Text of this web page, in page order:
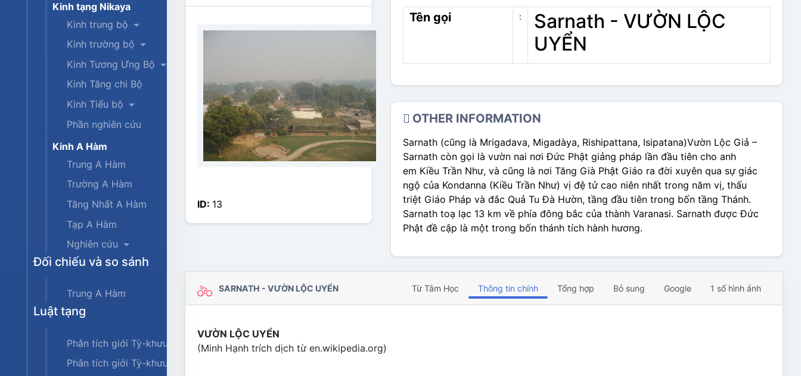
Kinh tạng Nikaya
Kinh trung bộ
Kinh trường bộ
Kinh Tương Ưng Bộ
Kinh Tăng chi Bộ
Kinh Tiểu bộ
Phần nghiên cứu
Kinh A Hàm
Trung A Hàm
Trường A Hàm
Tăng Nhất A Hàm
Tạp A Hàm
Nghiên cứu
Đối chiếu và so sánh
Trung A Hàm
Luật tạng
Phân tích giới Tỳ-khưu
Phân tích giới Tỳ-khưu-ni
ID: 13
Tên gọi
:
Sarnath - VƯỜN LỘC
UYỂN
OTHER INFORMATION
Sarnath (cũng là Mrigadava, Migadàya, Rishipattana, Isipatana)Vườn Lộc Giả –
Sarnath còn gọi là vườn nai nơi Đức Phật giảng pháp lần đầu tiên cho anh
em Kiều Trần Như, và cũng là nơi Tăng Già Phật Giáo ra đời xuyên qua sự giác
ngộ của Kondanna (Kiều Trần Như) vị đệ tử cao niên nhất trong năm vị, thấu
triệt Giáo Pháp và đắc Quả Tu Đà Hườn, tầng đầu tiên trong bốn tầng Thánh.
Sarnath toạ lạc 13 km về phía đông bắc của thành Varanasi. Sarnath được Đức
Phật đề cập là một trong bốn thánh tích hành hương.
SARNATH - VƯỜN LỘC UYỂN Từ Tâm Học Thông tin chính Tổng hợp Bỏ sung Google 1 số hình ảnh
VƯỜN LỘC UYỂN
(Minh Hạnh trích dịch từ en.wikipedia.org)